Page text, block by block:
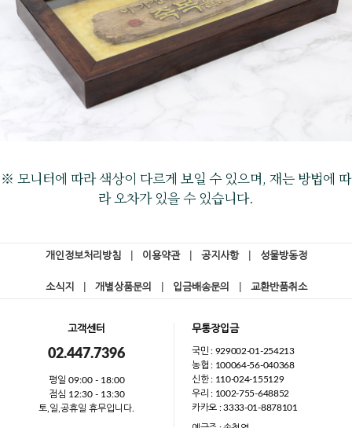
※ 모니터에 따라 색상이 다르게 보일 수 있으며, 재는 방법에 따
라 오차가 있을 수 있습니다.
개인정보처리방침 이용약관 공지사항 성물방동정
소식지 개별상품문의 입금배송문의 교환반품취소
고객센터
02.447.7396
평일 09:00 - 18:00
점심 12:30 - 13:30
토,일,공휴일 휴무입니다.
무통장입금
국민 : 929002-01-254213
농협 : 100064-56-040368
신한 : 110-024-155129
우리 : 1002-755-648852
카카오 : 3333-01-8878101